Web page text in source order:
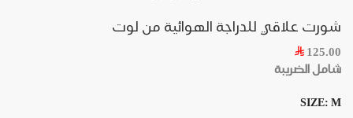
شورت علاقي للدراجة الهوائية من لوت
125.00
شامل الضريبة
SIZE: M